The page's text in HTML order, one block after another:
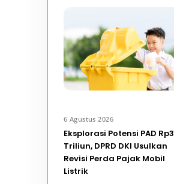
6 Agustus 2026
Eksplorasi Potensi PAD Rp3
Triliun, DPRD DKI Usulkan
Revisi Perda Pajak Mobil
Listrik